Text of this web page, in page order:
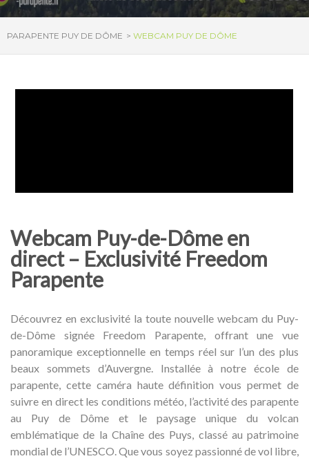
PARAPENTE PUY DE DÔME WEBCAM PUY DE DÔME
Webcam Puy-de-Dôme en
direct – Exclusivité Freedom
Parapente
Découvrez en exclusivité la toute nouvelle webcam du Puy-
de-Dôme signée Freedom Parapente, offrant une vue
panoramique exceptionnelle en temps réel sur l’un des plus
beaux sommets d’Auvergne. Installée à notre école de
parapente, cette caméra haute définition vous permet de
suivre en direct les conditions météo, l’activité des parapente
au Puy de Dôme et le paysage unique du volcan
emblématique de la Chaîne des Puys, classé au patrimoine
mondial de l’UNESCO. Que vous soyez passionné de vol libre,